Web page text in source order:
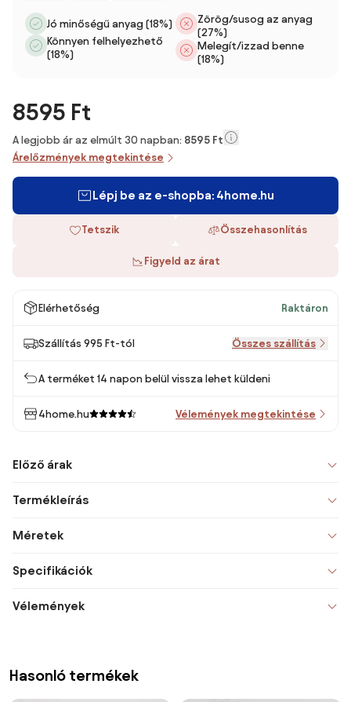
Jó minőségű anyag (18%)
Könnyen felhelyezhető
(18%)
Zörög/susog az anyag
(27%)
Melegít/izzad benne
(18%)
8595 Ft
A legjobb ár az elmúlt 30 napban: 8595 Ft
Árelőzmények megtekintése
Lépj be az e-shopba: 4home.hu
Tetszik Összehasonlítás
Figyeld az árat
Elérhetőség Raktáron
Szállítás 995 Ft-tól Összes szállítás
A terméket 14 napon belül vissza lehet küldeni
4home.hu Vélemények megtekintése
Előző árak
Termékleírás
Méretek
Specifikációk
Vélemények
Hasonló termékek